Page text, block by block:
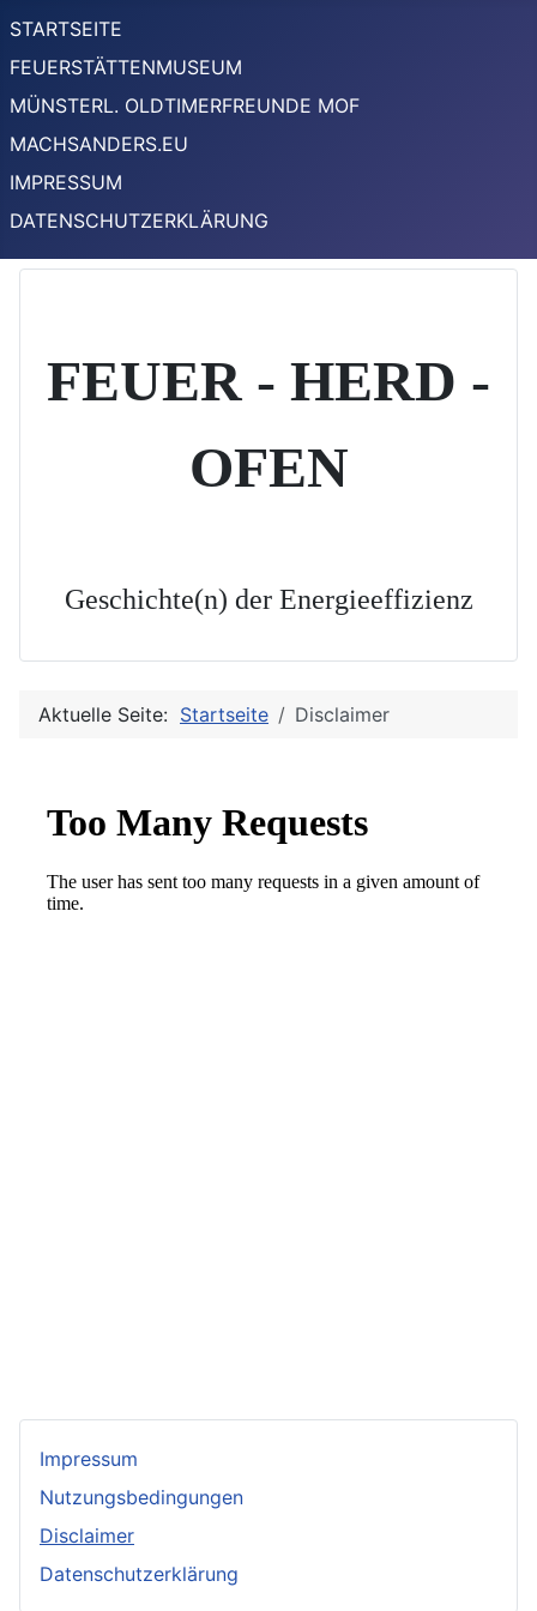
STARTSEITE
FEUERSTÄTTENMUSEUM
MÜNSTERL. OLDTIMERFREUNDE MOF
MACHSANDERS.EU
IMPRESSUM
DATENSCHUTZERKLÄRUNG
FEUER - HERD -
OFEN
Geschichte(n) der Energieeffizienz
Impressum
Nutzungsbedingungen
Disclaimer
Datenschutzerklärung
Aktuelle Seite: Startseite Disclaimer